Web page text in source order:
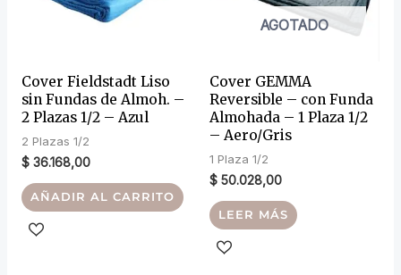
Cover Fieldstadt Liso
sin Fundas de Almoh. –
2 Plazas 1/2 – Azul
2 Plazas 1/2
$36.168,00
AÑADIR AL CARRITO
AGOTADO
Cover GEMMA
Reversible – con Funda
Almohada – 1 Plaza 1/2
– Aero/Gris
1 Plaza 1/2
$ 50.028,00
LEER MÁS